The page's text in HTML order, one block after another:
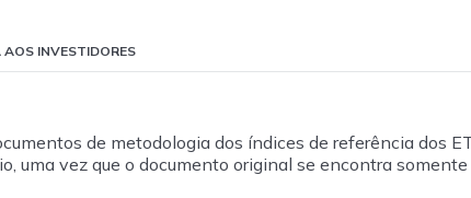
AOS INVESTIDORES
de metodologia dos índices de referência dos
uma vez que o documento original se encontra